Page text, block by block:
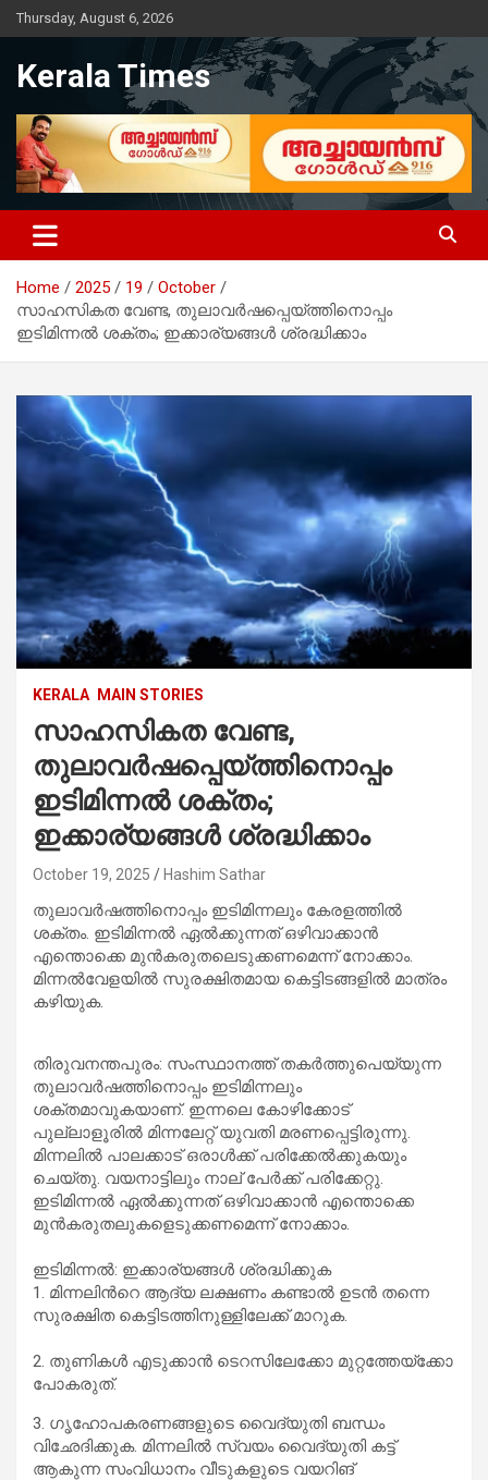
Skip
to
Thursday, August 6, 2026
Kerala Times
Home 2025 19
October
സാഹസികത വേണ്ട, തുലാവര്‍ഷപ്പെയ്‌ത്തിനൊപ്പം
ഇടിമിന്നല്‍ ശക്തം; ഇക്കാര്യങ്ങള്‍ ശ്രദ്ധിക്കാം
KERALA MAIN STORIES
സാഹസികത വേണ്ട,
തുലാവര്‍ഷപ്പെയ്‌ത്തിനൊപ്പം
ഇടിമിന്നല്‍ ശക്തം;
ഇക്കാര്യങ്ങള്‍ ശ്രദ്ധിക്കാം
October 19, 2025 Hashim Sathar
തുലാവര്‍ഷത്തിനൊപ്പം ഇടിമിന്നലും കേരളത്തില്‍
ശക്തം. ഇടിമിന്നൽ ഏൽക്കുന്നത് ഒഴിവാക്കാൻ
എന്തൊക്കെ മുൻകരുതലെടുക്കണമെന്ന് നോക്കാം.
മിന്നല്‍വേളയില്‍ സുരക്ഷിതമായ കെട്ടിടങ്ങളില്‍ മാത്രം
കഴിയുക.
തിരുവനന്തപുരം: സംസ്ഥാനത്ത് തകര്‍ത്തുപെയ്യുന്ന
തുലാവര്‍ഷത്തിനൊപ്പം ഇടിമിന്നലും
ശക്തമാവുകയാണ്. ഇന്നലെ കോഴിക്കോട്
പുല്ലാളൂരിൽ മിന്നലേറ്റ് യുവതി മരണപ്പെട്ടിരുന്നു.
മിന്നലില്‍ പാലക്കാട് ഒരാൾക്ക് പരിക്കേല്‍ക്കുകയും
ചെയ്‌തു. വയനാട്ടിലും നാല് പേര്‍ക്ക് പരിക്കേറ്റു.
ഇടിമിന്നൽ ഏൽക്കുന്നത് ഒഴിവാക്കാൻ എന്തൊക്കെ
മുൻകരുതലുകളെടുക്കണമെന്ന് നോക്കാം.
ഇടിമിന്നല്‍: ഇക്കാര്യങ്ങള്‍ ശ്രദ്ധിക്കുക
1. മിന്നലിന്‍റെ ആദ്യ ലക്ഷണം കണ്ടാൽ ഉടൻ തന്നെ
സുരക്ഷിത കെട്ടിടത്തിനുള്ളിലേക്ക്‌ മാറുക.
2. തുണികൾ എടുക്കാൻ ടെറസിലേക്കോ മുറ്റത്തേയ്ക്കോ
പോകരുത്.
3. ഗൃഹോപകരണങ്ങളുടെ വൈദ്യുതി ബന്ധം
വിഛേദിക്കുക. മിന്നലിൽ സ്വയം വൈദ്യുതി കട്ട്
ആകുന്ന സംവിധാനം വീടുകളുടെ വയറിങ്